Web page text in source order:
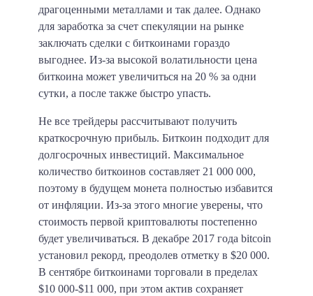
драгоценными металлами и так далее. Однако
для заработка за счет спекуляции на рынке
заключать сделки с биткоинами гораздо
выгоднее. Из-за высокой волатильности цена
биткоина может увеличиться на 20 % за одни
сутки, а после также быстро упасть.
Не все трейдеры рассчитывают получить
краткосрочную прибыль. Биткоин подходит для
долгосрочных инвестиций. Максимальное
количество биткоинов составляет 21 000 000,
поэтому в будущем монета полностью избавится
от инфляции. Из-за этого многие уверены, что
стоимость первой криптовалюты постепенно
будет увеличиваться. В декабре 2017 года bitcoin
установил рекорд, преодолев отметку в $20 000.
В сентябре биткоинами торговали в пределах
$10 000-$11 000, при этом актив сохраняет